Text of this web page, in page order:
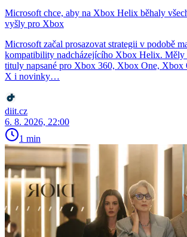
Microsoft chce, aby na Xbox Helix běhaly
vyšly pro Xbox
Microsoft začal prosazovat strategii v podobě
kompatibility nadcházejícího Xbox Helix. Měly
tituly napsané pro Xbox 360, Xbox One, Xbox
X i novinky…
diit.cz
6. 8. 2026, 22:00
1 min